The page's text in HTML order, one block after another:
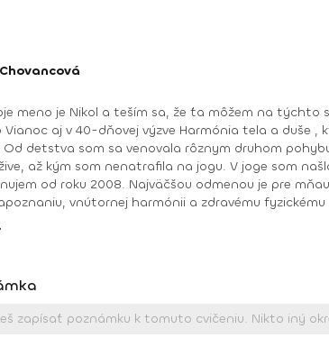
archivovanú medzi fit programami na stránke (nájdeš ich naspodku).
V joge som našla všetko: radosť z pohybu, uvoľnenie tela a mysle, spojenie so sebou a odpovede na hlbšie otázky. Joge
od roku 2008. Najväčšou odmenou je pre mňau učiť
vnútornej harmónii a zdravému
Viac info o mne a joge nájdete na mojej stránke nikolchovancova.sk Dosiahnuté vzdelanie: Inštruktor powerjogy,